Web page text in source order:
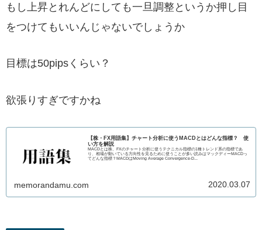
もし上昇とれんどにしても一旦調整というか押し目
をつけてもいいんじゃないでしょうか
目標は50pipsくらい？
欲張りすぎですかね
【株・FX用語集】チャート分析に使うMACDとはどんな指標？ 使
い方を解説
MACDとは株、FXのチャート分析に使うテクニカル指標の1種トレンド系の指標であ
り、相場が動いている方向性を見るために使うことが多い読みはマックディーMACDっ
てどんな指標？MACDはMoving Average Convergence-D...
memorandamu.com 2020.03.07